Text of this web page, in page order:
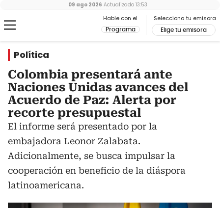
Hable con el
Programa
Selecciona tu emisora
Elige tu emisora
09 ago 2026 Actualizado 13:53
Política
Colombia presentará ante
Naciones Unidas avances del
Acuerdo de Paz: Alerta por
recorte presupuestal
El informe será presentado por la
embajadora Leonor Zalabata.
Adicionalmente, se busca impulsar la
cooperación en beneficio de la diáspora
latinoamericana.